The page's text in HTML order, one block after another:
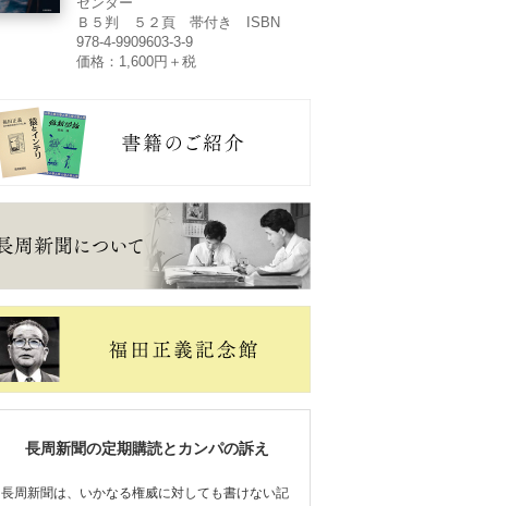
センター
Ｂ５判 ５２頁 帯付き ISBN
978-4-9909603-3-9
価格：1,600円＋税
長周新聞の定期購読とカンパの訴え
長周新聞は、いかなる権威に対しても書けない記